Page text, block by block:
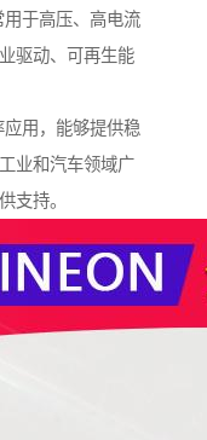
于高压、高电流
驱动、可再生能
应用，能够提供稳
业和汽车领域广
支持。